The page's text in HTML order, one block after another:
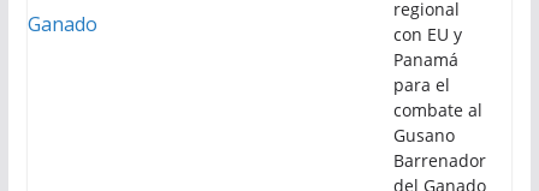
regional
con EU y
Panamá
para el
combate al
Gusano
Barrenador
del Ganado